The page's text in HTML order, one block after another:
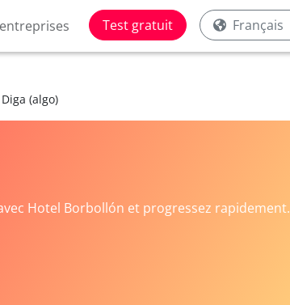
Test gratuit Français
Diga (algo)
Hotel Borbollón et progressez rapidement.